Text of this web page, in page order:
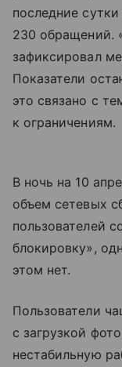
последние
230 обращений.
зафиксировал
Показатели
это связано с
к ограничениям.
В ночь на 10
объем сетевых
пользователей
блокировку»,
этом нет.
Пользователи
с загрузкой
нестабильную